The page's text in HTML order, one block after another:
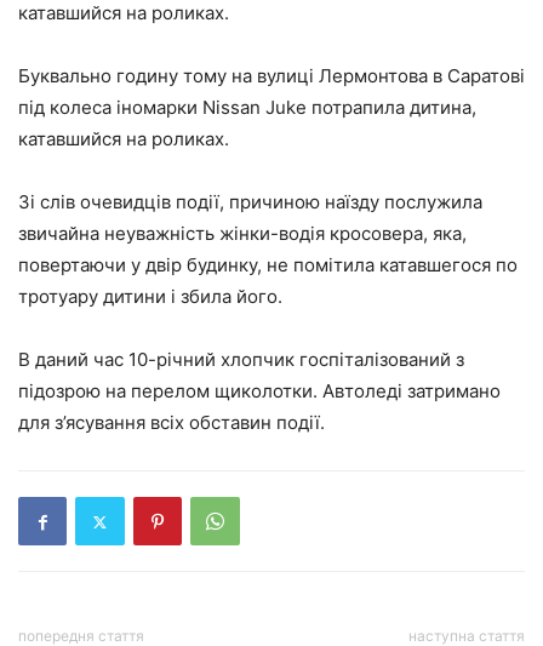
катавшийся на роликах.
Буквально годину тому на вулиці Лермонтова в Саратові
під колеса іномарки Nissan Juke потрапила дитина,
катавшийся на роликах.
Зі слів очевидців події, причиною наїзду послужила
звичайна неуважність жінки-водія кросовера, яка,
повертаючи у двір будинку, не помітила катавшегося по
тротуару дитини і збила його.
В даний час 10-річний хлопчик госпіталізований з
підозрою на перелом щиколотки. Автоледі затримано
для з’ясування всіх обставин події.
попередня стаття наступна стаття